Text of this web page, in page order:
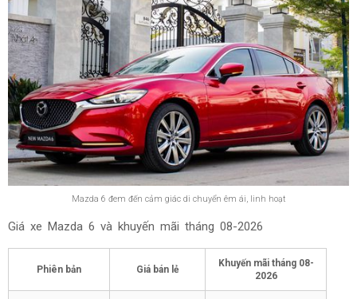
Mazda 6 đem đến cảm giác di chuyển êm ái, linh hoạt
Giá xe Mazda 6 và khuyến mãi tháng 08-2026
Phiên bản Giá bán lẻ
Khuyến mãi tháng 08-
2026